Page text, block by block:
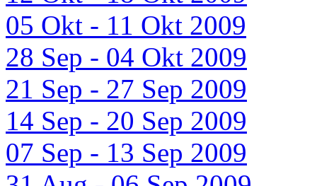
05 Okt - 11 Okt 2009
28 Sep - 04 Okt 2009
21 Sep - 27 Sep 2009
14 Sep - 20 Sep 2009
07 Sep - 13 Sep 2009